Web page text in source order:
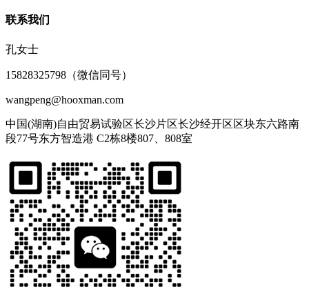
联系我们
孔女士
15828325798（微信同号）
wangpeng@hooxman.com
中国(湖南)自由贸易试验区长沙片区长沙经开区区块东六路南
段77号东方智造港 C2栋8楼807、808室